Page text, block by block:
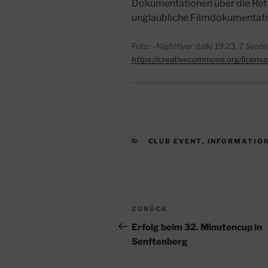
Dokumentationen über die
unglaubliche
Foto: –Nightflyer (talk) 19:23, 7
https://creativecommons.org/
KATEGORIEN
CLUB EVENT , INFORMATION
Beitragsnavigation
Vorheriger
Beitrag
ZURÜCK
Erfolg beim 32. Minutencup in
Senftenberg